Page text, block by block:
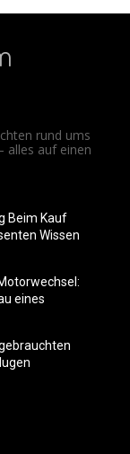
rund ums
alles auf einen
Beim Kauf
Wissen
eines